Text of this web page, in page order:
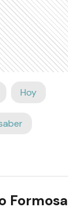
Hoy
Formosa